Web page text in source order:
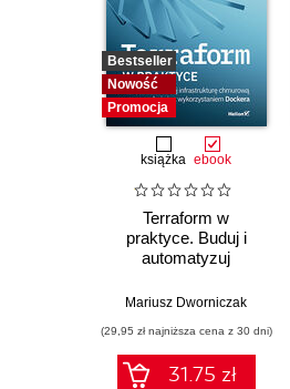
Bestseller
Nowość
Promocja
książka ebook
Terraform w
praktyce. Buduj i
automatyzuj
chmurową oraz
wykorzystaniem
Dockera
Mariusz Dworniczak
(29,95 zł najniższa cena z 30 dni)
31.75 zł